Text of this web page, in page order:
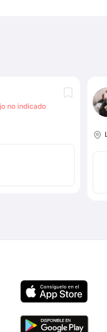
no indicado